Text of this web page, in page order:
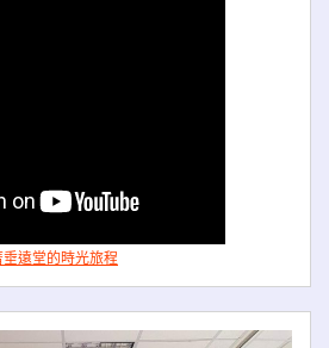
垂遠堂的時光旅程